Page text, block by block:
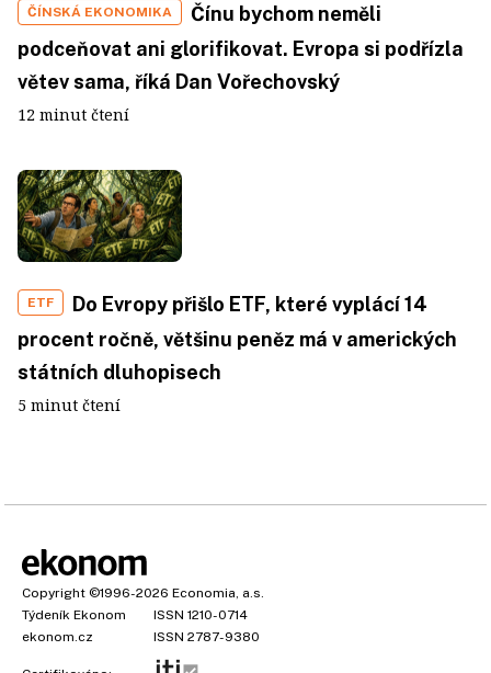
ČÍNSKÁ EKONOMIKA
Čínu bychom neměli
podceňovat ani glorifikovat. Evropa si podřízla
větev sama, říká Dan Vořechovský
12 minut čtení
ETF
Do Evropy přišlo ETF, které vyplácí 14
procent ročně, většinu peněz má v amerických
státních dluhopisech
5 minut čtení
Copyright ©1996-2026 Economia, a.s.
Týdeník Ekonom
ISSN 1210-0714
ekonom.cz
ISSN 2787-9380